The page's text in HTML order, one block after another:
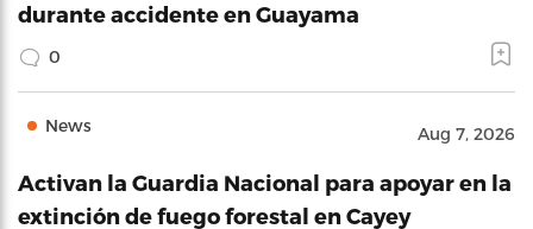
durante accidente en Guayama
0
News Aug 7, 2026
Activan la Guardia Nacional para apoyar en la
extinción de fuego forestal en Cayey